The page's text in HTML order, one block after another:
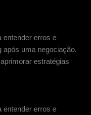
entender erros e
após uma negociação.
estratégias
entender erros e